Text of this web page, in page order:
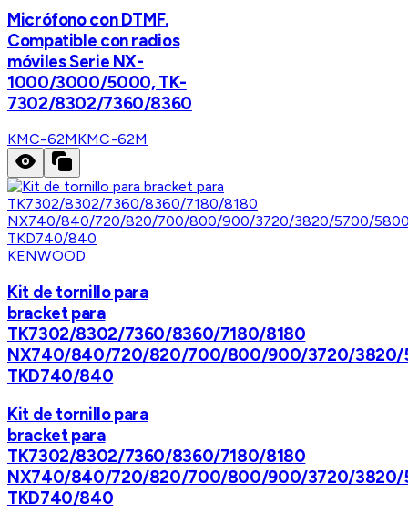
Micrófono con DTMF.
Compatible con radios
móviles Serie NX-
1000/3000/5000, TK-
7302/8302/7360/8360
KMC-62MKMC-62M
KENWOOD
Kit de tornillo para
bracket para
TK7302/8302/7360/8360/7180/8180
NX740/840/720/820/700/800/900/3720/
TKD740/840
Kit de tornillo para
bracket para
TK7302/8302/7360/8360/7180/8180
NX740/840/720/820/700/800/900/3720/
TKD740/840